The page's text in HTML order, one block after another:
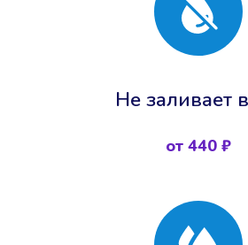
Не заливает
от 440 ₽